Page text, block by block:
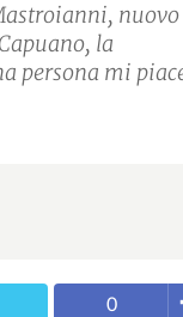
nuovo
la
persona mi
0